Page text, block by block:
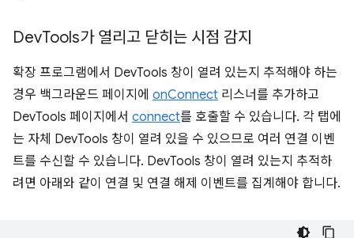
DevTools가 열리고 닫히는 시점 감지
확장 프로그램에서 DevTools 창이 열려 있는지 추적해야 하는
경우 백그라운드 페이지에 onConnect 리스너를 추가하고
DevTools 페이지에서 connect를 호출할 수 있습니다. 각 탭에
는 자체 DevTools 창이 열려 있을 수 있으므로 여러 연결 이벤
트를 수신할 수 있습니다. DevTools 창이 열려 있는지 추적하
려면 아래와 같이 연결 및 연결 해제 이벤트를 집계해야 합니다.